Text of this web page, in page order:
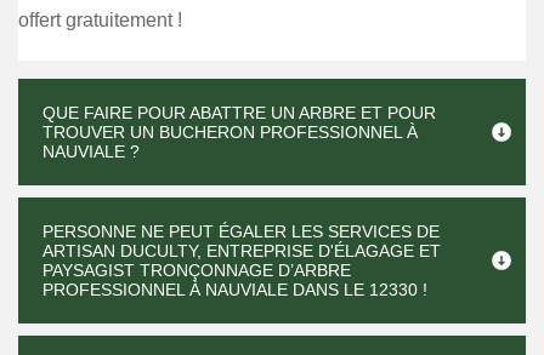
offert gratuitement !
QUE FAIRE POUR ABATTRE UN ARBRE ET POUR
TROUVER UN BUCHERON PROFESSIONNEL À
NAUVIALE ?
PERSONNE NE PEUT ÉGALER LES SERVICES DE
ARTISAN DUCULTY, ENTREPRISE D'ÉLAGAGE ET
PAYSAGIST TRONÇONNAGE D’ARBRE
PROFESSIONNEL À NAUVIALE DANS LE 12330 !